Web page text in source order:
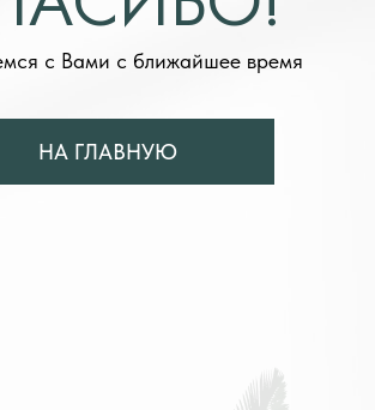
НА ГЛАВНУЮ
с Вами с ближайшее время